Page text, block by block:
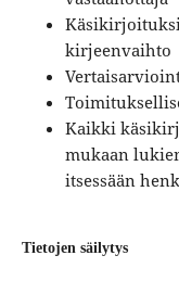
kirjeenvaihto
Kaikki
mukaan
itsessään
Tietojen säilytys